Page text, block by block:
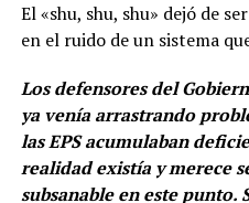
El «shu, shu, shu» dejó de
en el ruido de un sistema
Los defensores del
ya venía arrastrando
las EPS acumulaban
realidad existía y merece
subsanable en este punto.